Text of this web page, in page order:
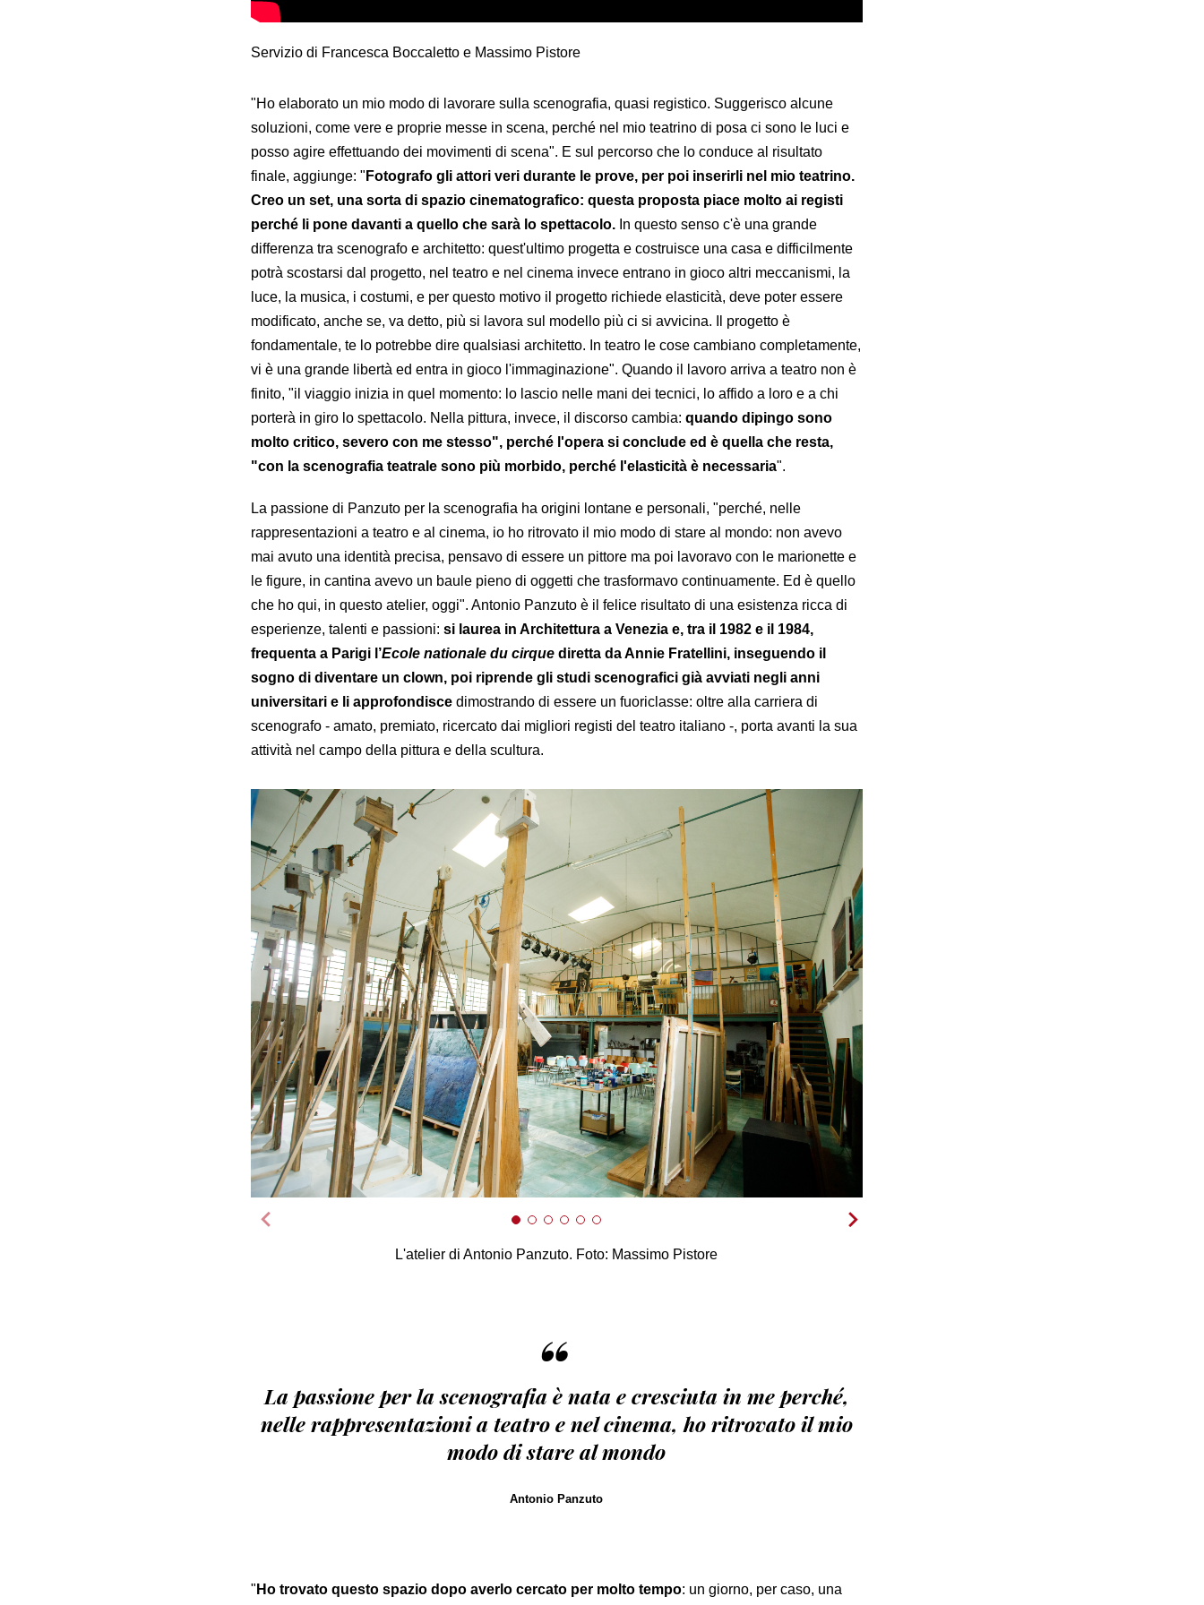
Servizio di Francesca Boccaletto e Massimo Pistore
"Ho elaborato un mio modo di lavorare sulla scenografia, quasi registico. Suggerisco alcune
soluzioni, come vere e proprie messe in scena, perché nel mio teatrino di posa ci sono le luci e
posso agire effettuando dei movimenti di scena". E sul percorso che lo conduce al risultato
finale, aggiunge: " Fotografo gli attori veri durante le prove, per poi inserirli nel mio teatrino.
Creo un set, una sorta di spazio cinematografico: questa proposta piace molto ai registi
perché li pone davanti a quello che sarà lo spettacolo. In questo senso c'è una grande
differenza tra scenografo e architetto: quest'ultimo progetta e costruisce una casa e difficilmente
potrà scostarsi dal progetto, nel teatro e nel cinema invece entrano in gioco altri meccanismi, la
luce, la musica, i costumi, e per questo motivo il progetto richiede elasticità, deve poter essere
modificato, anche se, va detto, più si lavora sul modello più ci si avvicina. Il progetto è
fondamentale, te lo potrebbe dire qualsiasi architetto. In teatro le cose cambiano completamente,
vi è una grande libertà ed entra in gioco l'immaginazione". Quando il lavoro arriva a teatro non è
finito, "il viaggio inizia in quel momento: lo lascio nelle mani dei tecnici, lo affido a loro e a chi
porterà in giro lo spettacolo. Nella pittura, invece, il discorso cambia: quando dipingo sono
molto critico, severo con me stesso", perché l'opera si conclude ed è quella che resta,
"con la scenografia teatrale sono più morbido, perché l'elasticità è necessaria".
La passione di Panzuto per la scenografia ha origini lontane e personali, "perché, nelle
rappresentazioni a teatro e al cinema, io ho ritrovato il mio modo di stare al mondo: non avevo
mai avuto una identità precisa, pensavo di essere un pittore ma poi lavoravo con le marionette e
le figure, in cantina avevo un baule pieno di oggetti che trasformavo continuamente. Ed è quello
che ho qui, in questo atelier, oggi". Antonio Panzuto è il felice risultato di una esistenza ricca di
esperienze, talenti e passioni: si laurea in Architettura a Venezia e, tra il 1982 e il 1984,
frequenta a Parigi l’Ecole nationale du cirque diretta da Annie Fratellini, inseguendo il
sogno di diventare un clown, poi riprende gli studi scenografici già avviati negli anni
universitari e li approfondisce dimostrando di essere un fuoriclasse: oltre alla carriera di
scenografo - amato, premiato, ricercato dai migliori registi del teatro italiano -, porta avanti la sua
attività nel campo della pittura e della scultura.
L'atelier di Antonio Panzuto. Foto: Massimo Pistore
“
La passione per la scenografia è nata e cresciuta in me perché,
nelle rappresentazioni a teatro e nel cinema, ho ritrovato il mio
modo di stare al mondo
Antonio Panzuto
" Ho trovato questo spazio dopo averlo cercato per molto tempo: un giorno, per caso, una